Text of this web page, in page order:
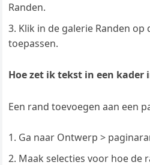
Randen.
Klik in de galerie Randen
toepassen.
Hoe zet ik tekst in een kader
Een rand toevoegen aan een
Ga naar Ontwerp >
Maak selecties voor hoe de